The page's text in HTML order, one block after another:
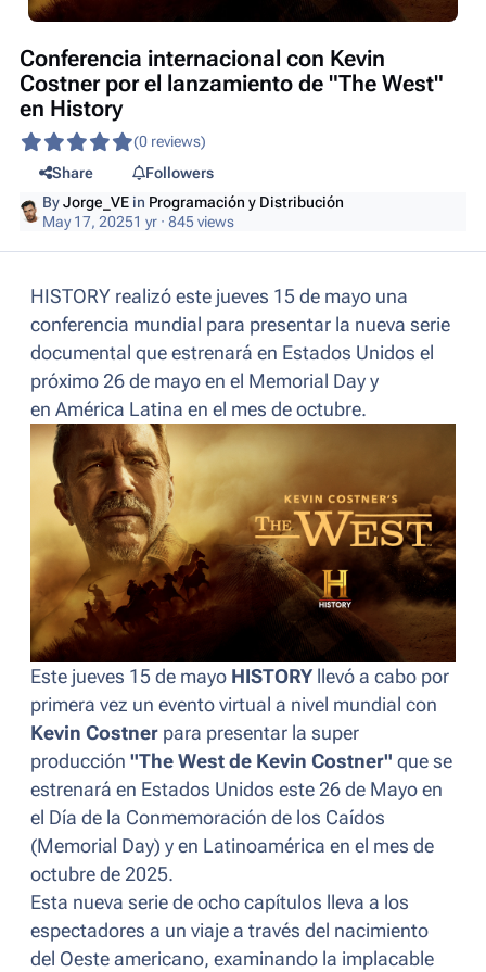
Conferencia internacional con Kevin
Costner por el lanzamiento de "The West"
en History
(0 reviews)
Share
Followers
ByJorge_VE in Programación y Distribución
May 17, 20251 yr · 845 views
HISTORY realizó este jueves 15 de mayo una
conferencia mundial para presentar la nueva serie
documental que estrenará en Estados Unidos el
próximo 26 de mayo en el Memorial Day y
en América Latina en el mes de octubre.
Este jueves 15 de mayo HISTORY llevó a cabo por
primera vez un evento virtual a nivel mundial con
Kevin Costner para presentar la super
producción "The West de Kevin Costner" que se
estrenará en Estados Unidos este 26 de Mayo en
el Día de la Conmemoración de los Caídos
(Memorial Day) y en Latinoamérica en el mes de
octubre de 2025.
Esta nueva serie de ocho capítulos lleva a los
espectadores a un viaje a través del nacimiento
del Oeste americano, examinando la implacable